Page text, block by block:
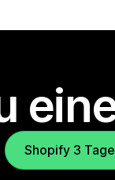
Shopify 3